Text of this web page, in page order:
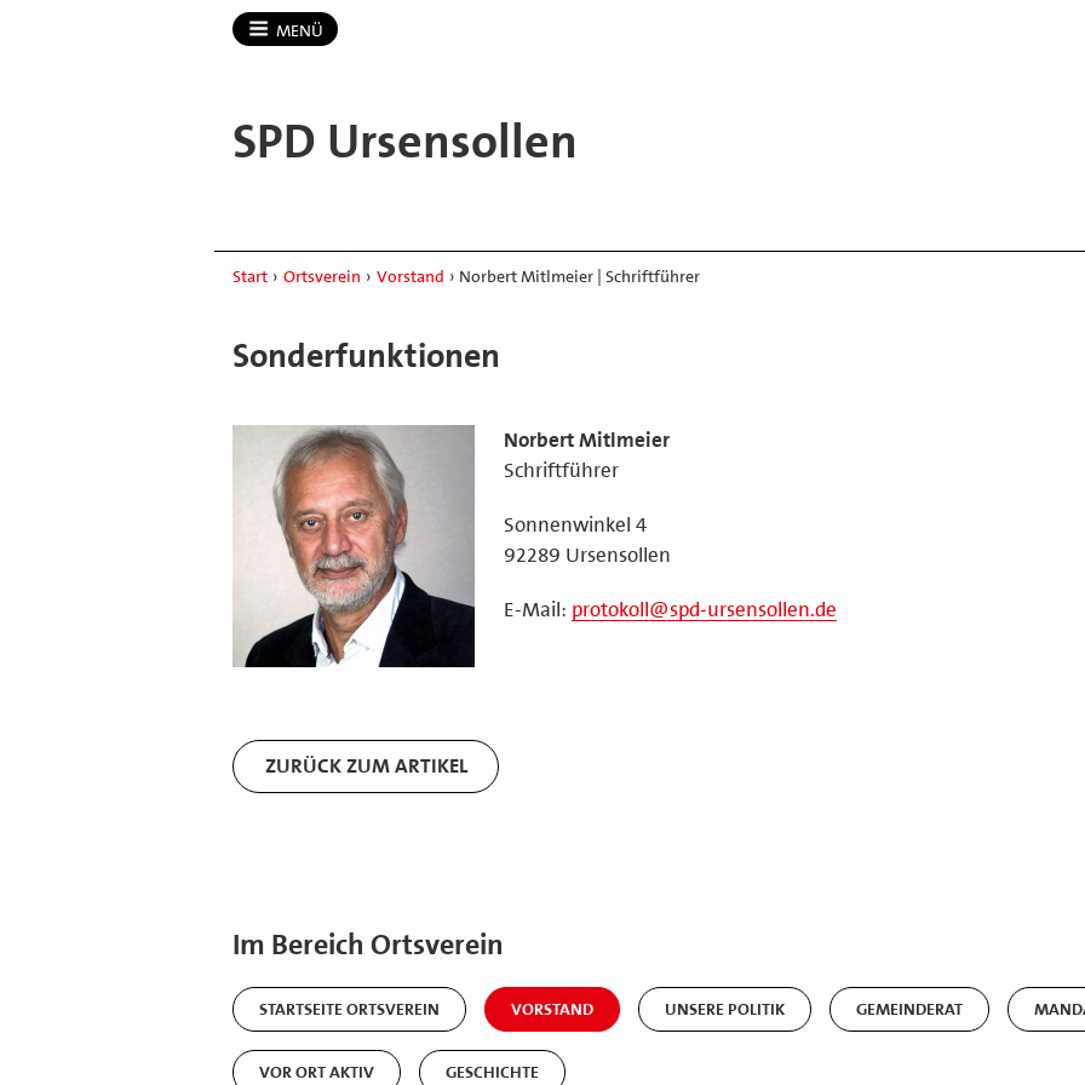
MENÜ
SPD Ursensollen
Start › Ortsverein › Vorstand › Norbert Mitlmeier | Schriftführer
Sonderfunktionen
Norbert Mitlmeier
Schriftführer
Sonnenwinkel 4
92289 Ursensollen
E-Mail: protokoll@spd-ursensollen.de
ZURÜCK ZUM ARTIKEL
Im Bereich Ortsverein
STARTSEITE ORTSVEREIN VORSTAND UNSERE POLITIK GEMEINDERAT
VOR ORT AKTIV GESCHICHTE